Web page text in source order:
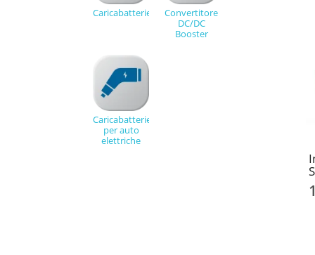
Caricabatterie
Convertitore
DC/DC
Booster
Caricabatterie
per auto
elettriche